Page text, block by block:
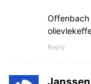
Reply